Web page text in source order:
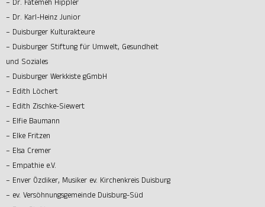
– Dr. Fatemeh Hippler
– Dr. Karl-Heinz Junior
– Duisburger Kulturakteure
– Duisburger Stiftung für Umwelt, Gesundheit
und Soziales
– Duisburger Werkkiste gGmbH
– Edith Löchert
– Edith Zischke-Siewert
– Elfie Baumann
– Elke Fritzen
– Elsa Cremer
– Empathie e.V.
– Enver Özdiker, Musiker ev. Kirchenkreis Duisburg
– ev. Versöhnungsgemeinde Duisburg-Süd